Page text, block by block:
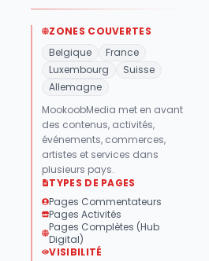
ZONES COUVERTES
Belgique
France
Luxembourg
Suisse
Allemagne
MookoobMedia met en avant
des contenus, activités,
événements, commerces,
artistes et services dans
plusieurs pays.
TYPES DE PAGES
Pages Commentateurs
Pages Activités
Pages Complètes (Hub
Digital)
VISIBILITÉ